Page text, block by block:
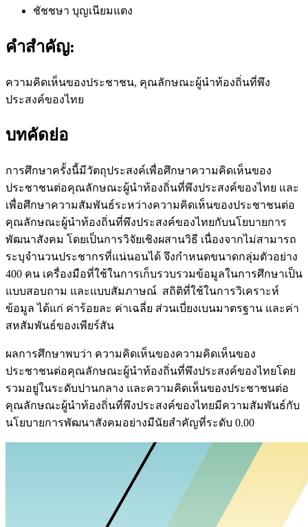
ชัชชษา บุญเนียมแตง
คำสำคัญ:
ความคิดเห็นของประชาชน, คุณลักษณะผู้นำท้องถิ่นที่พึง
ประสงค์ของไทย
บทคัดย่อ
การศึกษาครั้งนี้มีวัตถุประสงค์เพื่อศึกษาความคิดเห็นของ
ประชาชนต่อคุณลักษณะผู้นำท้องถิ่นที่พึงประสงค์ของไทย และ
เพื่อศึกษาความสัมพันธ์ระหว่างความคิดเห็นของประชาชนต่อ
คุณลักษณะผู้นำท้องถิ่นที่พึงประสงค์ของไทยกับนโยบายการ
พัฒนาสังคม โดยเป็นการวิจัยเชิงผสานวิธี เนื่องจากไม่สามารถ
ระบุจำนวนประชากรที่แน่นอนได้ จึงกำหนดขนาดกลุ่มตัวอย่าง
400 คน เครื่องมือที่ใช้ในการเก็บรวบรวมข้อมูลในการศึกษาเป็น
แบบสอบถาม และแบบสัมภาษณ์ สถิติที่ใช้ในการวิเคราะห์
ข้อมูล ได้แก่ ค่าร้อยละ ค่าเฉลี่ย ส่วนเบี่ยงเบนมาตรฐาน และค่า
สหสัมพันธ์ของเพียร์สัน
ผลการศึกษาพบว่า ความคิดเห็นของความคิดเห็นของ
ประชาชนต่อคุณลักษณะผู้นำท้องถิ่นที่พึงประสงค์ของไทยโดย
รวมอยู่ในระดับปานกลาง และความคิดเห็นของประชาชนต่อ
คุณลักษณะผู้นำท้องถิ่นที่พึงประสงค์ของไทยมีความสัมพันธ์กับ
นโยบายการพัฒนาสังคมอย่างมีนัยสำคัญที่ระดับ 0.00